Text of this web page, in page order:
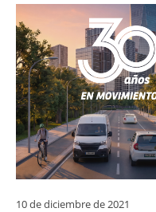
10 de diciembre de 2021